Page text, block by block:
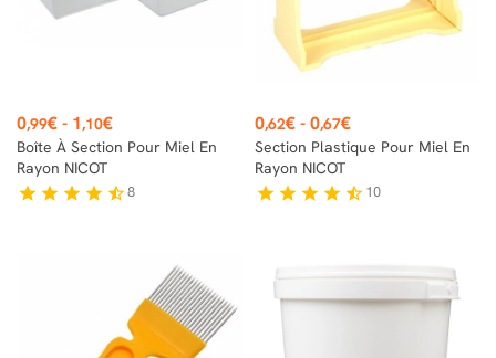
Prix
0,99€- 1,10€
Boîte À Section Pour Miel En
Rayon NICOT
star star star star star_half8
Prix
0,62€ - 0,67€
Section Plastique Pour Miel En
Rayon NICOT
star star star star star_half 10